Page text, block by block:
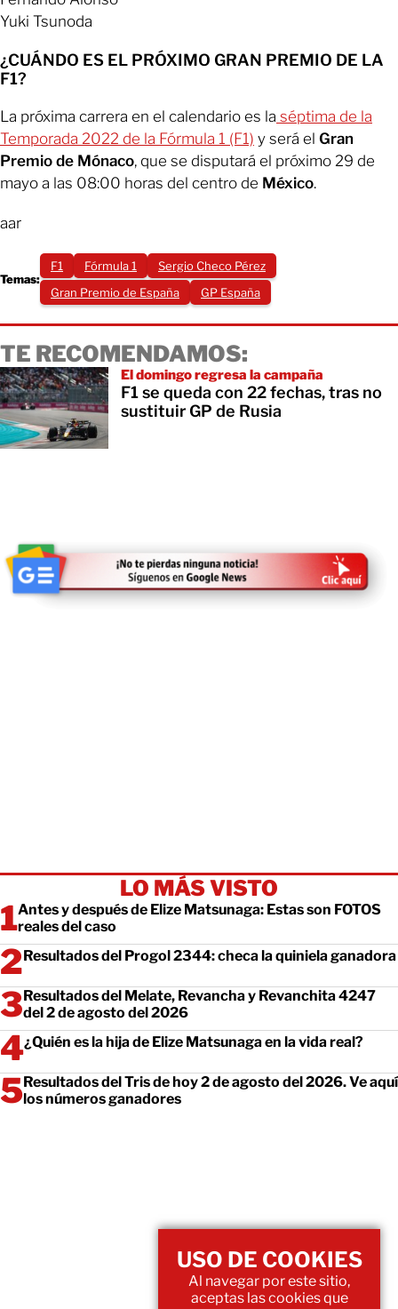
Yuki Tsunoda
¿CUÁNDO ES EL PRÓXIMO GRAN PREMIO DE LA
F1?
La próxima carrera en el calendario es la séptima de la
Temporada 2022 de la Fórmula 1 (F1) y será el Gran
Premio de Mónaco, que se disputará el próximo 29 de
mayo a las 08:00 horas del centro de México.
aar
Temas:
F1 Fórmula 1
Sergio Checo Pérez
Gran Premio de España
GP España
TE RECOMENDAMOS:
El domingo regresa la campaña
F1 se queda con 22 fechas, tras no
sustituir GP de Rusia
LO MÁS VISTO
Antes y después de Elize Matsunaga: Estas son FOTOS
reales del caso
Resultados del Progol 2344: checa la quiniela ganadora
Resultados del Melate, Revancha y Revanchita 4247
del 2 de agosto del 2026
¿Quién es la hija de Elize Matsunaga en la vida real?
Resultados del Tris de hoy 2 de agosto del 2026. Ve aquí
los números ganadores
USO DE COOKIES
Al navegar por este sitio,
aceptas las cookies que